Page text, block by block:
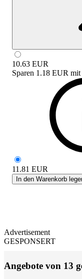
10.63 EUR
Sparen 1.18 EUR mit
11.81 EUR
In den Warenkorb
Advertisement
GESPONSERT
Angebote von 13